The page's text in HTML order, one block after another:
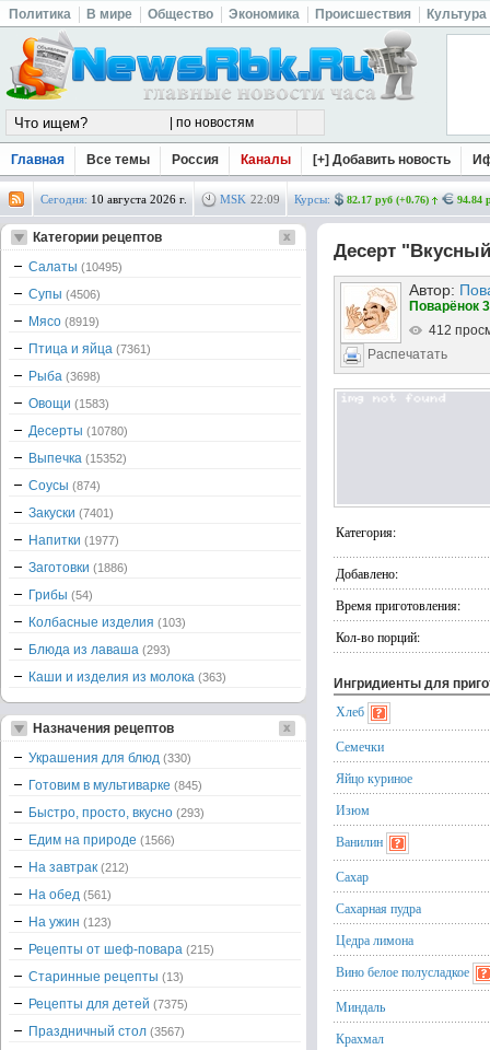
Политика В мире Общество Экономика Происшествия Культура
Главная Все темы Россия Каналы [+] Добавить новость
Сегодня: 10 августа 2026 г. MSK 22:09 Курсы: 82.17 руб (+0.76) 94.84
Десерт
Автор:
Поварёнок
412
Распечатать
Категория:
Добавлено:
Время приготовления:
Кол-во порций:
Ингридиенты для
Хлеб
Семечки
Яйцо куриное
Изюм
Ванилин
Сахар
Сахарная пудра
Цедра лимона
Вино белое полусладкое
Миндаль
Крахмал
Категории рецептов
Салаты (10495)
Супы (4506)
Мясо (8919)
Птица и яйца (7361)
Рыба (3698)
Овощи (1583)
Десерты (10780)
Выпечка (15352)
Соусы (874)
Закуски (7401)
Напитки (1977)
Заготовки (1886)
Грибы (54)
Колбасные изделия (103)
Блюда из лаваша (293)
Каши и изделия из молока (363)
Назначения рецептов
Украшения для блюд (330)
Готовим в мультиварке (845)
Быстро, просто, вкусно (293)
Едим на природе (1566)
На завтрак (212)
На обед (561)
На ужин (123)
Рецепты от шеф-повара (215)
Старинные рецепты (13)
Рецепты для детей (7375)
Праздничный стол (3567)